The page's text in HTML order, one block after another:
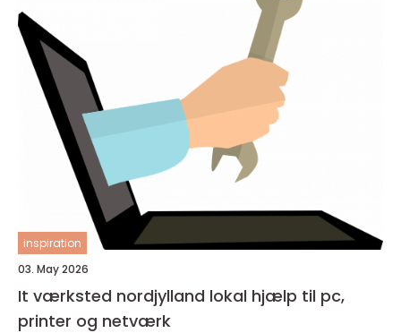
inspiration
03. May 2026
It værksted nordjylland lokal hjælp til pc,
printer og netværk